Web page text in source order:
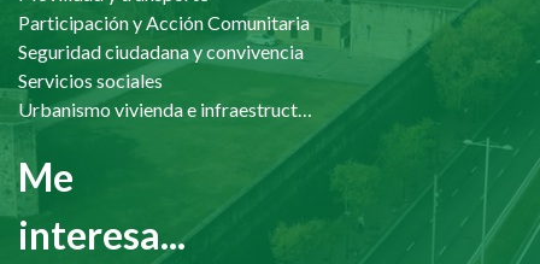
Participación y Acción Comunitaria
Seguridad ciudadana y convivencia
Servicios sociales
Urbanismo vivienda e infraestructuras
Me
interesa...